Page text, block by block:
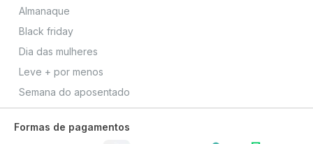
Almanaque
Black friday
Dia das mulheres
Leve + por menos
Semana do aposentado
Formas de pagamentos